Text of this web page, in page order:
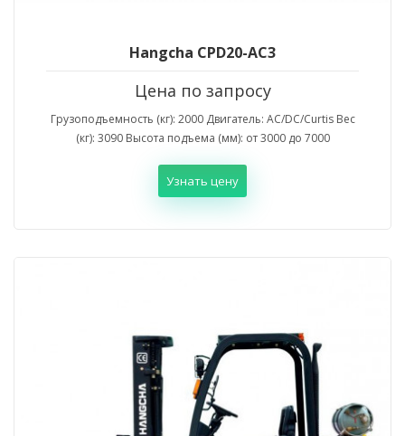
Hangcha CPD20-AC3
Цена по запросу
Грузоподъемность (кг): 2000 Двигатель: AC/DC/Curtis Вес
(кг): 3090 Высота подъема (мм): от 3000 до 7000
Узнать цену